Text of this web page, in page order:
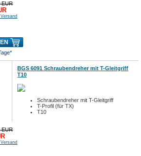
EUR
BGS 6091 Schraubendreher mit T-Gleitgriff
T10
Schraubendreher mit T-Gleitgriff
T-Profil (für TX)
T10
EUR